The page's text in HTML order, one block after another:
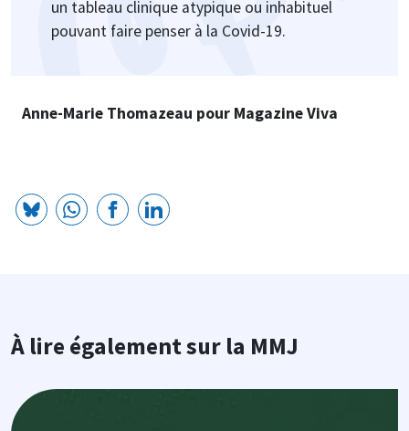
un tableau clinique atypique ou inhabituel
pouvant faire penser à la Covid-19.
Anne-Marie Thomazeau pour Magazine Viva
À lire également sur la MMJ
Image